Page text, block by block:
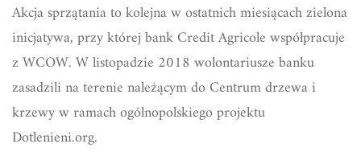
Akcja sprzątania to kolejna w ostatnich miesiącach zielona
inicjatywa, przy której bank Credit Agricole współpracuje
z WCOW. W listopadzie 2018 wolontariusze banku
zasadzili na terenie należącym do Centrum drzewa i
krzewy w ramach ogólnopolskiego projektu
Dotlenieni.org.